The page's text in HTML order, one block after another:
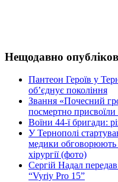
Нещодавно
Пантеон Героїв у
об’єднує покоління
Звання «Почесний
посмертно
Воїни 44-ї бригади:
У Тернополі
медики обговорюють
хірургії (фото)
Сергій Надал
“Vyriy Pro 15”